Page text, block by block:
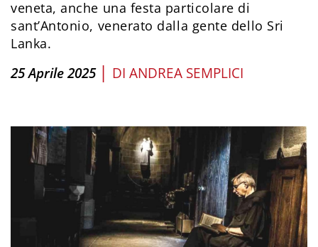
veneta, anche una festa particolare di
sant’Antonio, venerato dalla gente dello Sri
Lanka.
25 Aprile 2025 | DI ANDREA SEMPLICI